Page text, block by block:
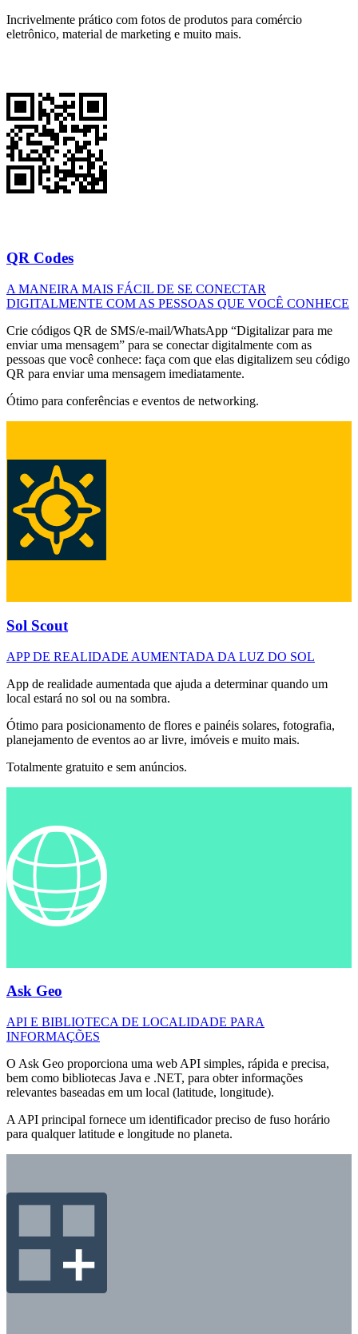
Incrivelmente prático com fotos de produtos para comércio
eletrônico, material de marketing e muito mais.
QR Codes
A MANEIRA MAIS FÁCIL DE SE CONECTAR
DIGITALMENTE COM AS PESSOAS QUE VOCÊ CONHECE
Crie códigos QR de SMS/e-mail/WhatsApp “Digitalizar para me
enviar uma mensagem” para se conectar digitalmente com as
pessoas que você conhece: faça com que elas digitalizem seu código
QR para enviar uma mensagem imediatamente.
Ótimo para conferências e eventos de networking.
Sol Scout
APP DE REALIDADE AUMENTADA DA LUZ DO SOL
App de realidade aumentada que ajuda a determinar quando um
local estará no sol ou na sombra.
Ótimo para posicionamento de flores e painéis solares, fotografia,
planejamento de eventos ao ar livre, imóveis e muito mais.
Totalmente gratuito e sem anúncios.
Ask Geo
API E BIBLIOTECA DE LOCALIDADE PARA
INFORMAÇÕES
O Ask Geo proporciona uma web API simples, rápida e precisa,
bem como bibliotecas Java e .NET, para obter informações
relevantes baseadas em um local (latitude, longitude).
A API principal fornece um identificador preciso de fuso horário
para qualquer latitude e longitude no planeta.